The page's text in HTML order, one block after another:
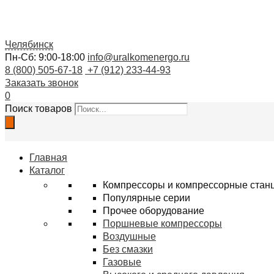
Челябинск
Пн-Сб: 9:00-18:00 info@uralkomenergo.ru
8 (800) 505-67-18 +7 (912) 233-44-93
Заказать звонок
0
Поиск товаров
Главная
Каталог
Компрессоры и компрессорные
Популярные серии
Прочее оборудование
Поршневые компрессоры
Воздушные
Без смазки
Газовые